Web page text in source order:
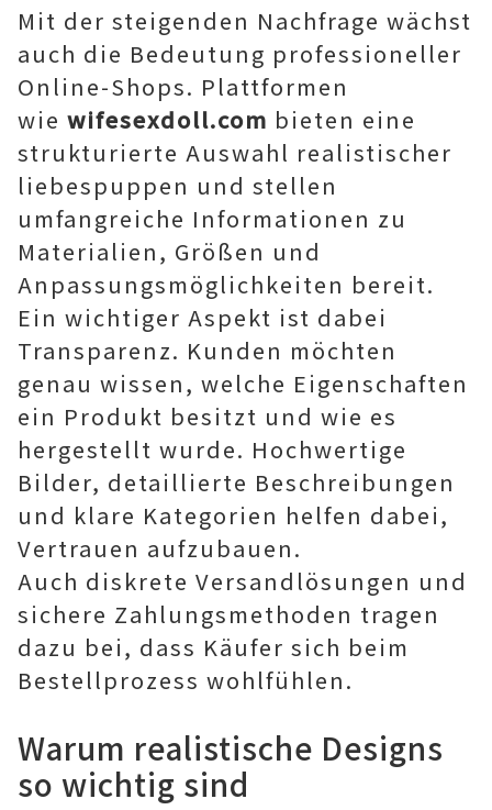
Mit der steigenden Nachfrage wächst
auch die Bedeutung professioneller
Online-Shops. Plattformen
wie wifesexdoll.com bieten eine
strukturierte Auswahl realistischer
liebespuppen und stellen
umfangreiche Informationen zu
Materialien, Größen und
Anpassungsmöglichkeiten bereit.
Ein wichtiger Aspekt ist dabei
Transparenz. Kunden möchten
genau wissen, welche Eigenschaften
ein Produkt besitzt und wie es
hergestellt wurde. Hochwertige
Bilder, detaillierte Beschreibungen
und klare Kategorien helfen dabei,
Vertrauen aufzubauen.
Auch diskrete Versandlösungen und
sichere Zahlungsmethoden tragen
dazu bei, dass Käufer sich beim
Bestellprozess wohlfühlen.
Warum realistische Designs
so wichtig sind